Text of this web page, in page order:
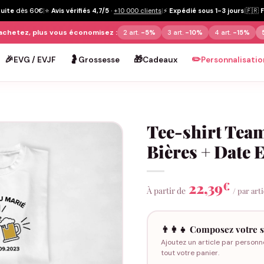
dès 60€|⭐ Avis vérifiés 4,7/5 · +10 000 clients|⚡ Expédié sous 1-3 jours|🇫🇷
plus vous économisez : 2 art. -5% 3 art. -10% 4 art. -15%
🎉EVG / EVJF 🤰 Grossesse 🎁Cadeaux ✏️
Tee-shirt
Bières + Date
À partir de 22,39€ / par
👨‍👩‍👧 Composez votre
Ajoutez un article par
tout votre panier.